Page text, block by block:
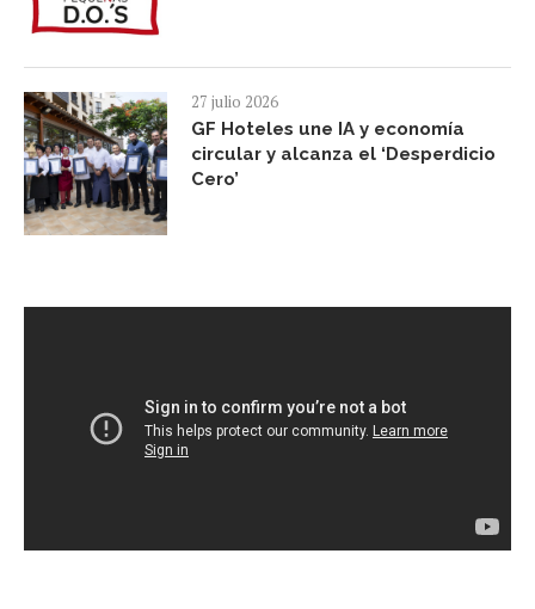
27 julio 2026
GF Hoteles une IA y economía
circular y alcanza el ‘Desperdicio
Cero’